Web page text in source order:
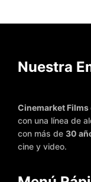
Añadir al
Nuestra
Cinemarket Films
con una línea de
con más de 30
cine y video.